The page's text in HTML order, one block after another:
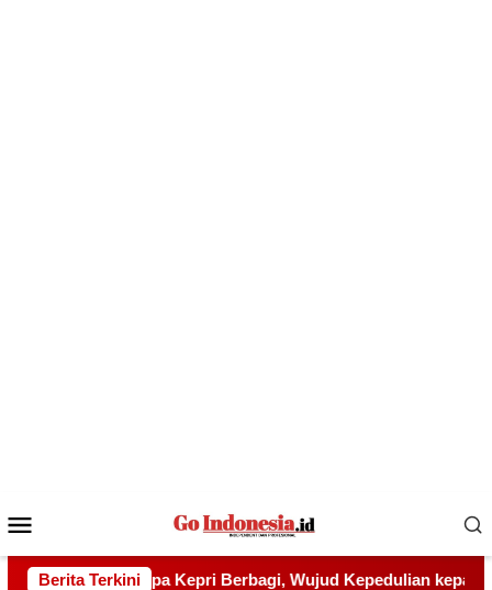
Mobile
Berita Terkini
Kepedulian kepada Pondok Tahfidz Yatim dan Dhuafa Al-